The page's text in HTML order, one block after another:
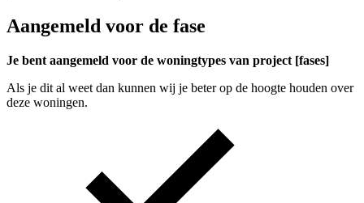
Aangemeld voor de fase
Je bent aangemeld voor de woningtypes van project [fases]
Als je dit al weet dan kunnen wij je beter op de hoogte houden over
deze woningen.